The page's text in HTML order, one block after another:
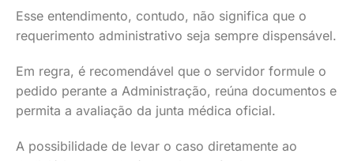
Esse entendimento, contudo, não significa que o
requerimento administrativo seja sempre dispensável.
Em regra, é recomendável que o servidor formule o
pedido perante a Administração, reúna documentos e
permita a avaliação da junta médica oficial.
A possibilidade de levar o caso diretamente ao